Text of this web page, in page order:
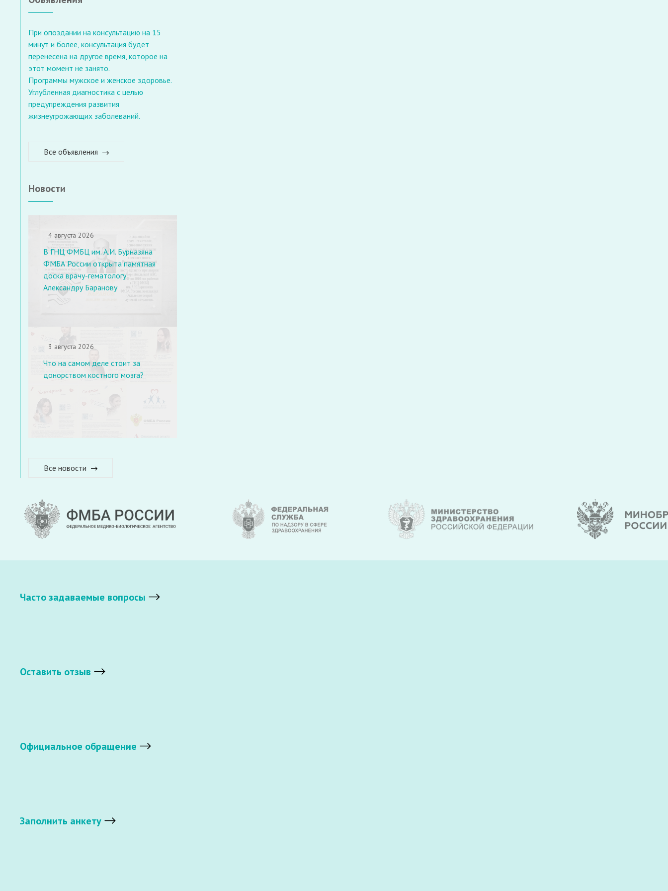
При опоздании на консультацию на 15
минут и более, консультация будет
перенесена на другое время, которое на
этот момент не занято.
Программы мужское и женское здоровье.
Углубленная диагностика с целью
предупреждения развития
жизнеугрожающих заболеваний.
Все объявления
Новости
4 августа 2026
В ГНЦ ФМБЦ им. А.И. Бурназяна
ФМБА России открыта памятная
доска врачу-гематологу
Александру Баранову
3 августа 2026
Что на самом деле стоит за
донорством костного мозга?
Все новости
Часто задаваемые вопросы
Оставить отзыв
Официальное обращение
Заполнить анкету